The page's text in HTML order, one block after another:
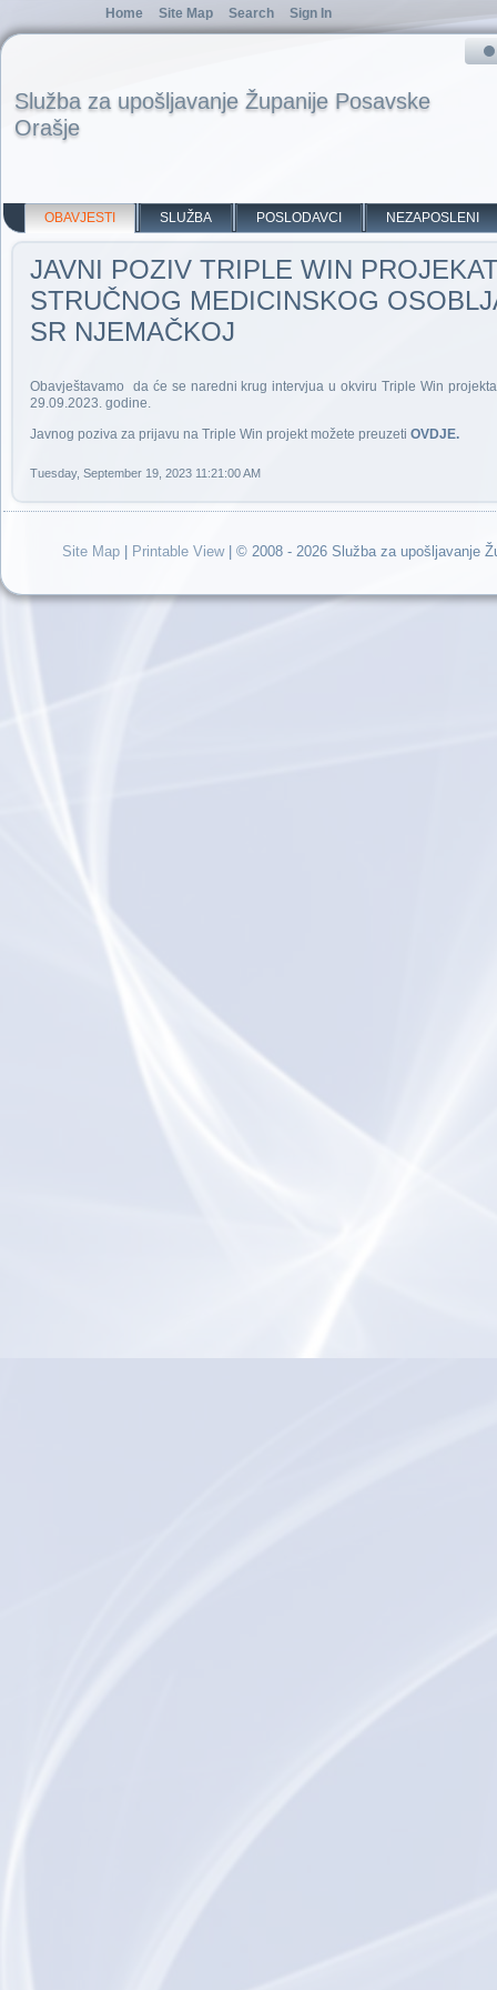
Služba za upošljavanje Županije Posavske
Orašje
OBAVJESTI SLUŽBA POSLODAVCI NEZAPOSLENI
JAVNI POZIV TRIPLE WIN
STRUČNOG MEDICINSKOG
SR NJEMAČKOJ
Obavještavamo da će se naredni krug intervjua u okviru Triple Win
29.09.2023. godine.
Javnog poziva za prijavu na Triple Win projekt možete preuzeti OVDJE.
Tuesday, September 19, 2023 11:21:00 AM
Site Map Printable View| © 2008 - 2026 Služba za upošljavanje
Home Site Map Search Sign In